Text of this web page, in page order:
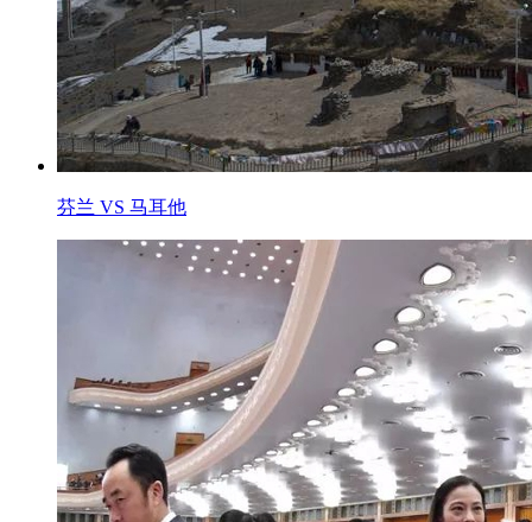
芬兰 VS 马耳他